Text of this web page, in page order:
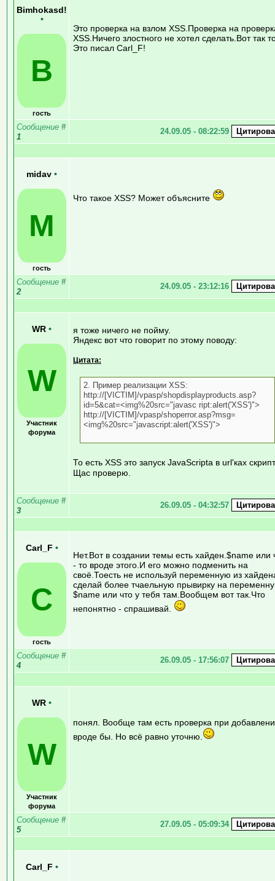
Bimhokasd!
•
B
гость
Это проверка на взлом XSS.Проверка на
XSS.Ничего злостного не хотел сделать.Вот так
Это писал Carl_F!
Сообщение #
1
24.09.05 - 08:22:59
midav •
M
гость
Что такое XSS? Может объясните
Сообщение #
2
24.09.05 - 23:12:16
WR •
W
Участник
форума
я тоже ничего не пойму.
Яндекс вот что говорит по этому поводу:
Цитата:
2. Пример реализации XSS:
http://[VICTIM]/vpasp/shopdisplayproducts.asp?
id=5&cat=<img%20src="javasc ript:alert('XSS')">
http://[VICTIM]/vpasp/shoperror.asp?msg=
<img%20src="javascript:alert('XSS')">
То есть XSS это запуск JavaScripta в url'ках
Щас проверю.
Сообщение #
3
26.09.05 - 04:32:57
Carl_F •
C
гость
Нет.Вот в создании темы есть хайден.$name или
- то вроде этого.И его можно подменить на
своё.Тоесть не используй переменную из
сделай более тчаельную прывирку на
$name или что у тебя там.Вообщем вот так.Что
непонятно - спрашивай.
Сообщение #
4
26.09.05 - 17:56:07
WR •
W
Участник
форума
понял. Вообще там есть проверка при
вроде бы. Но всё равно уточню.
Сообщение #
5
27.09.05 - 05:09:34
Carl_F •